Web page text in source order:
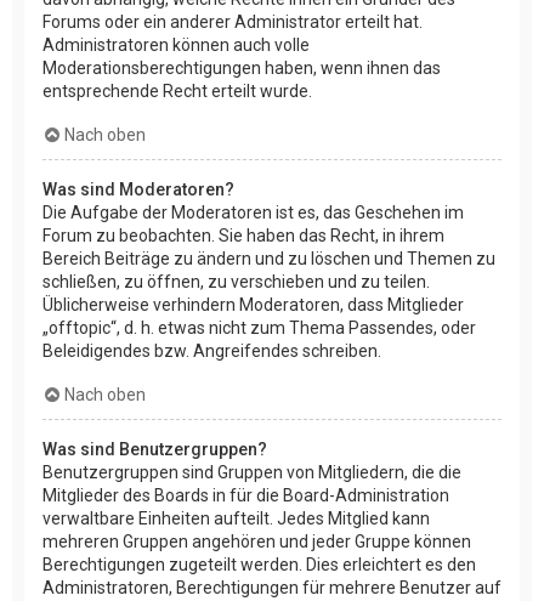
Forums oder ein anderer Administrator erteilt hat.
Administratoren können auch volle
Moderationsberechtigungen haben, wenn ihnen das
entsprechende Recht erteilt wurde.
Nach oben
Was sind Moderatoren?
Die Aufgabe der Moderatoren ist es, das Geschehen im
Forum zu beobachten. Sie haben das Recht, in ihrem
Bereich Beiträge zu ändern und zu löschen und Themen zu
schließen, zu öffnen, zu verschieben und zu teilen.
Üblicherweise verhindern Moderatoren, dass Mitglieder
„offtopic“, d. h. etwas nicht zum Thema Passendes, oder
Beleidigendes bzw. Angreifendes schreiben.
Nach oben
Was sind Benutzergruppen?
Benutzergruppen sind Gruppen von Mitgliedern, die die
Mitglieder des Boards in für die Board-Administration
verwaltbare Einheiten aufteilt. Jedes Mitglied kann
mehreren Gruppen angehören und jeder Gruppe können
Berechtigungen zugeteilt werden. Dies erleichtert es den
Administratoren, Berechtigungen für mehrere Benutzer auf